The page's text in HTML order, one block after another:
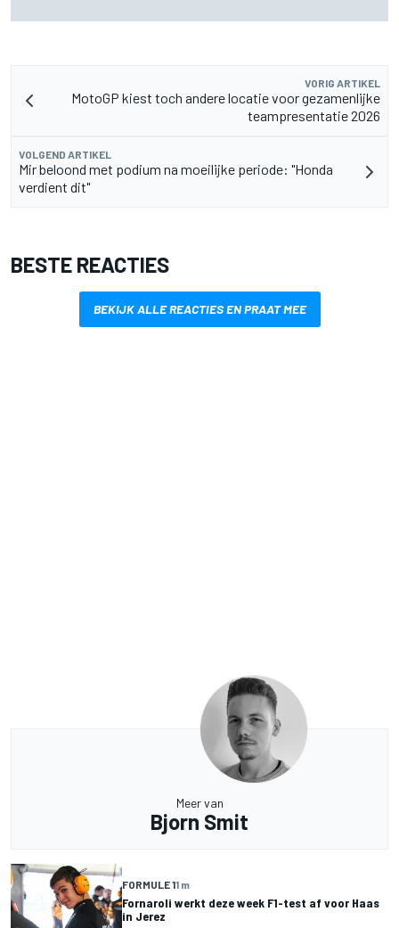
VORIG ARTIKEL
MotoGP kiest toch andere locatie voor gezamenlijke
teampresentatie 2026
VOLGEND ARTIKEL
Mir beloond met podium na moeilijke periode: "Honda
verdient dit"
BESTE REACTIES
BEKIJK ALLE REACTIES EN PRAAT MEE
Meer van
Bjorn Smit
FORMULE 11 m
Fornaroli werkt deze week F1-test af voor Haas
in Jerez